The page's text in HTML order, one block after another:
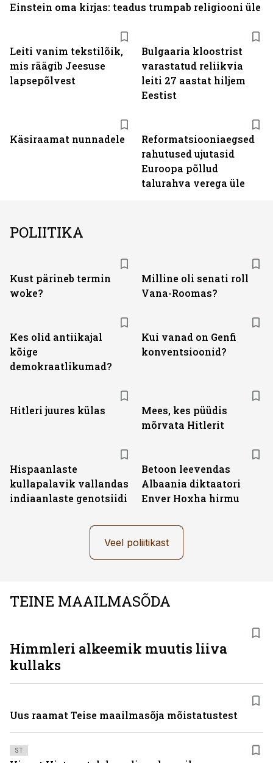
Leiti vanim tekstilõik,
mis räägib Jeesuse
lapsepõlvest
Bulgaaria kloostrist
varastatud reliikvia
leiti 27 aastat hiljem
Eestist
Käsiraamat nunnadele
Reformatsiooniaegsed
rahutused ujutasid
Euroopa põllud
talurahva verega üle
Einstein oma kirjas: teadus trumpab religiooni üle
POLIITIKA
Kust pärineb termin
woke?
Milline oli senati roll
Vana-Roomas?
Kes olid antiikajal
kõige
demokraatlikumad?
Kui vanad on Genfi
konventsioonid?
Hitleri juures külas
Mees, kes püüdis
mõrvata Hitlerit
Hispaanlaste
kullapalavik vallandas
indiaanlaste genotsiidi
Betoon leevendas
Albaania diktaatori
Enver Hoxha hirmu
Veel poliitikast
TEINE MAAILMASÕDA
Himmleri alkeemik muutis liiva
kullaks
Uus raamat Teise maailmasõja mõistatustest
ST